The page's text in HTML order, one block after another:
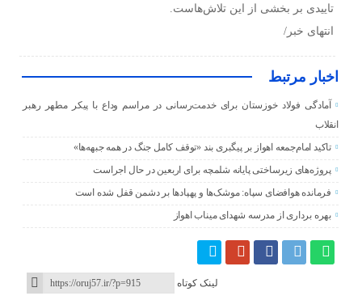
تاییدی بر بخشی از این تلاش‌هاست.
انتهای خبر/
اخبار مرتبط
آمادگی فولاد خوزستان برای خدمت‌رسانی در مراسم وداع با پیکر مطهر رهبر
انقلاب
تاکید امام‌جمعه اهواز بر پیگبری بند «توقف کامل جنگ در همه جبهه‌ها»
پروژه‌های زیرساختی پایانه شلمچه برای اربعین در حال اجراست
فرمانده هوافضای سپاه: موشک‌ها و پهپادها بر دشمن قفل شده است
بهره برداری از مدرسه شهدای میناب اهواز
لینک کوتاه